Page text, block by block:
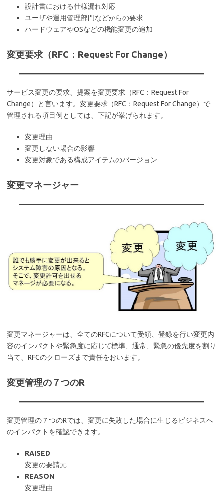
設計書における仕様漏れ対応
ユーザや運用管理部門などからの要求
ハードウェアやOSなどの機能変更の追加
変更要求（RFC：Request For Change）
サービス変更の要求、提案を変更要求（RFC：Request For
Change）と言います。変更要求（RFC：Request For Change）で
管理される項目例としては、下記が挙げられます。
変更理由
変更しない場合の影響
変更対象である構成アイテムのバージョン
変更マネージャー
変更マネージャーは、全てのRFCについて受領、登録を行い変更内
容のインパクトや緊急度に応じて標準、通常、緊急の優先度を割り
当て、RFCのクローズまで責任をおいます。
変更管理の７つのR
変更管理の７つのRでは、変更に失敗した場合に生じるビジネスへ
のインパクトを確認できます。
RAISED
変更の要請元
REASON
変更理由